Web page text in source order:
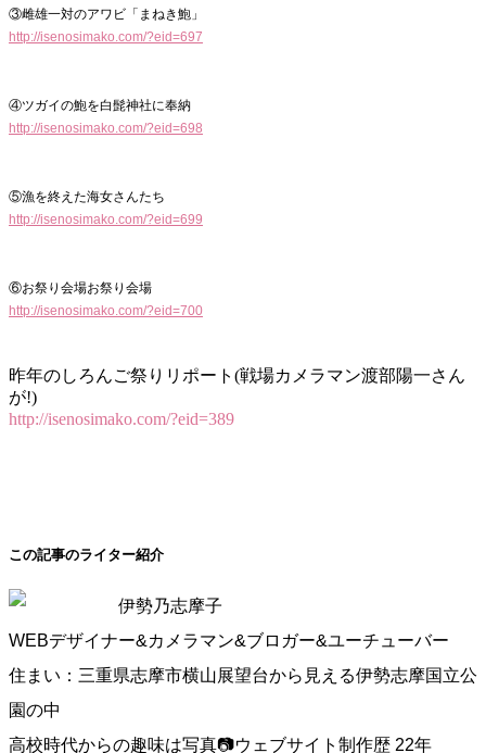
③雌雄一対のアワビ「まねき鮑」
http://isenosimako.com/?eid=697
④ツガイの鮑を白髭神社に奉納
http://isenosimako.com/?eid=698
⑤漁を終えた海女さんたち
http://isenosimako.com/?eid=699
⑥お祭り会場お祭り会場
http://isenosimako.com/?eid=700
昨年のしろんご祭りリポート(戦場カメラマン渡部陽一さん
が!)
http://isenosimako.com/?eid=389
この記事のライター紹介
伊勢乃志摩子
WEBデザイナー&カメラマン&ブロガー&ユーチューバー
住まい：三重県志摩市横山展望台から見える伊勢志摩国立公
園の中
高校時代からの趣味は写真📷ウェブサイト制作歴 22年